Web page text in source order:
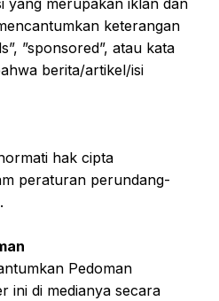
yang merupakan iklan dan
keterangan
”sponsored”, atau kata
berita/artikel/isi
hak cipta
peraturan perundang-
Pedoman
ini di medianya secara